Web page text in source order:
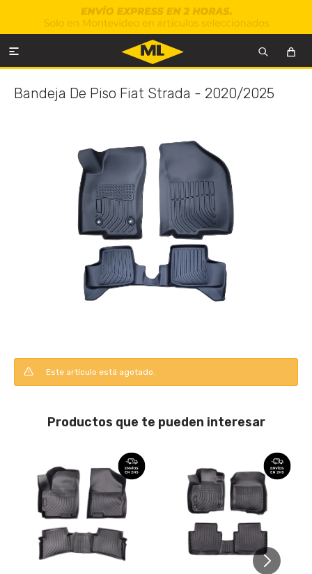

Bandeja De Piso Fiat Strada - 2020/2025
Este artículo está agotado.
Productos que te pueden interesar